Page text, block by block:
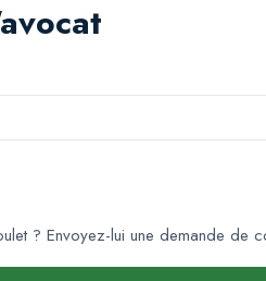
? Envoyez-lui une demande de